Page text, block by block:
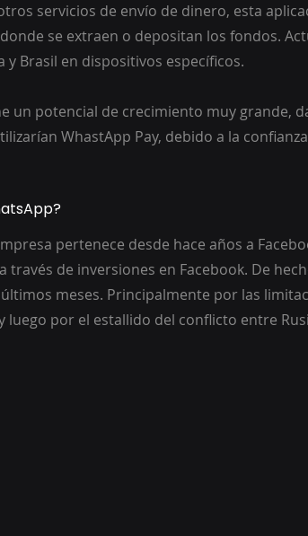
servicios de envío de dinero, esta
se extraen o depositan los fondos.
Brasil en dispositivos específicos.
un potencial de crecimiento muy grande,
WhastApp Pay, debido a la
pertenece desde hace años a
de inversiones en Facebook. De
meses. Principalmente por las
luego por el estallido del conflicto entre